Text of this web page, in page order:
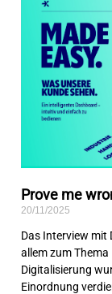
Prove me
20/11/2025
Das Interview mit
allem zum
Digitalisierung
Einordnung